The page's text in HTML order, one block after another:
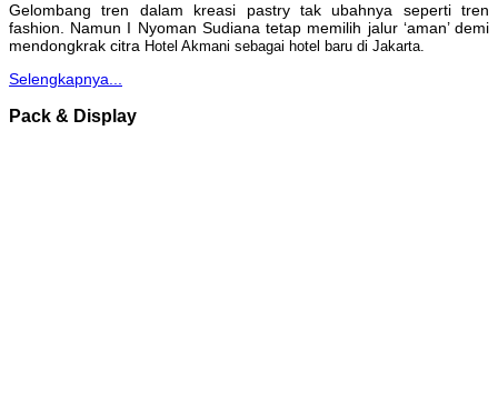
Gelombang tren dalam kreasi pastry tak ubahnya seperti tren
fashion. Namun I Nyoman Sudiana tetap memilih jalur ‘aman’ demi
mendongkrak citra Hotel Akmani sebagai hotel baru di Jakarta.
Selengkapnya...
Pack & Display